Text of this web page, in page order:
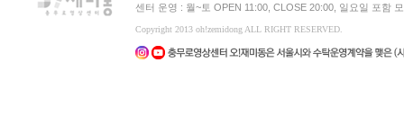
센터 운영 : 월~토 OPEN 11:00, CLOSE 20:00, 일요일 포함
Copyright 2013 oh!zemidong ALL RIGHT RESERVED.